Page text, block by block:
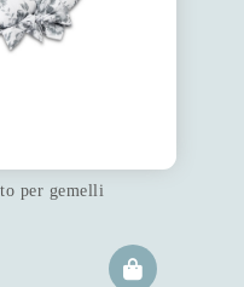
per gemelli